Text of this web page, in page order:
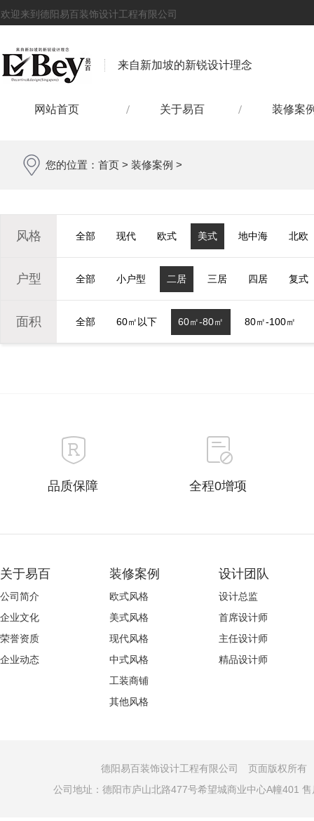
欢迎来到德阳易百装饰设计工程有限公司
来自新加坡的新锐设计理念
网站首页 关于易百 装修案
您的位置： 首页 > 装修案例 >
风格 全部 现代 欧式 美式 地中海 北欧
户型 全部 小户型 二居 三居 四居 复式
面积 全部 60㎡以下 60㎡-80㎡ 80㎡-100㎡
品质保障 全程0增项
关于易百
公司简介
企业文化
荣誉资质
企业动态
装修案例
欧式风格
美式风格
现代风格
中式风格
工装商铺
其他风格
设计团队
设计总监
首席设计师
主任设计师
精品设计师
德阳易百装饰设计工程有限公司 页面版权所
公司地址：德阳市庐山北路477号希望城商业中心A幢401